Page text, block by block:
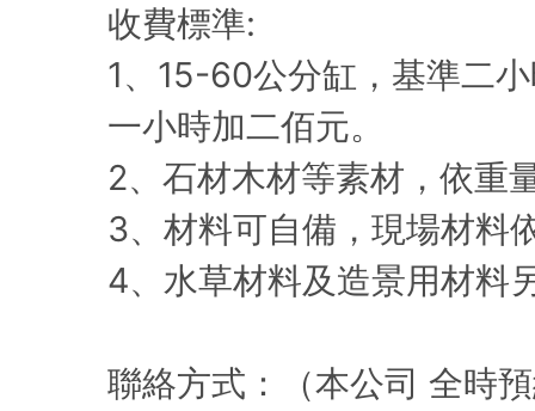
收費標準:
1、15-60公分缸，基準二
一小時加二佰元。
2、石材木材等素材，依重
3、材料可自備，現場材料
4、水草材料及造景用材料
聯絡方式：（本公司 全時